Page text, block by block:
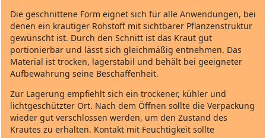
Die geschnittene Form eignet sich für alle Anwendungen, bei
denen ein krautiger Rohstoff mit sichtbarer Pflanzenstruktur
gewünscht ist. Durch den Schnitt ist das Kraut gut
portionierbar und lässt sich gleichmäßig entnehmen. Das
Material ist trocken, lagerstabil und behält bei geeigneter
Aufbewahrung seine Beschaffenheit.
Zur Lagerung empfiehlt sich ein trockener, kühler und
lichtgeschützter Ort. Nach dem Öffnen sollte die Verpackung
wieder gut verschlossen werden, um den Zustand des
Krautes zu erhalten. Kontakt mit Feuchtigkeit sollte